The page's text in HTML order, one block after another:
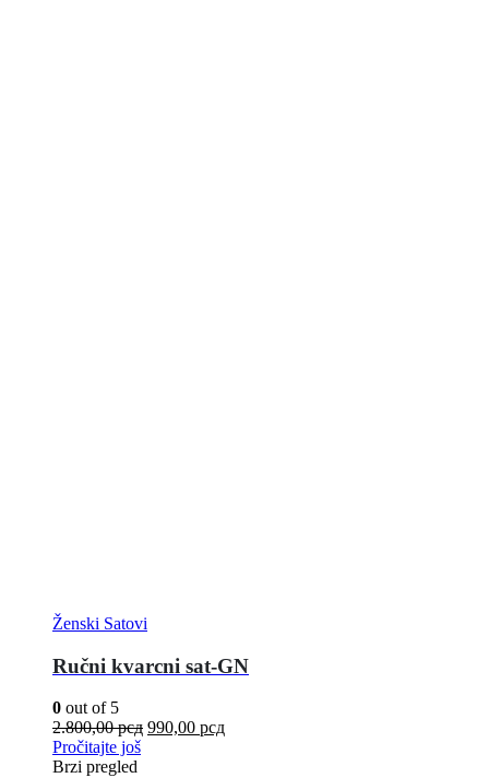
Ženski Satovi
Ručni kvarcni sat-GN
0 out of 5
2.800,00рсд 990,00 рсд
Pročitajte još
Brzi pregled